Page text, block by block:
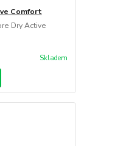
Comfort
Dry Active
Skladem